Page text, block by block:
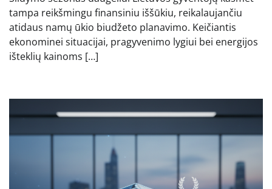
tampa reikšmingu finansiniu iššūkiu, reikalaujančiu
atidaus namų ūkio biudžeto planavimo. Keičiantis
ekonominei situacijai, pragyvenimo lygiui bei energijos
išteklių kainoms […]